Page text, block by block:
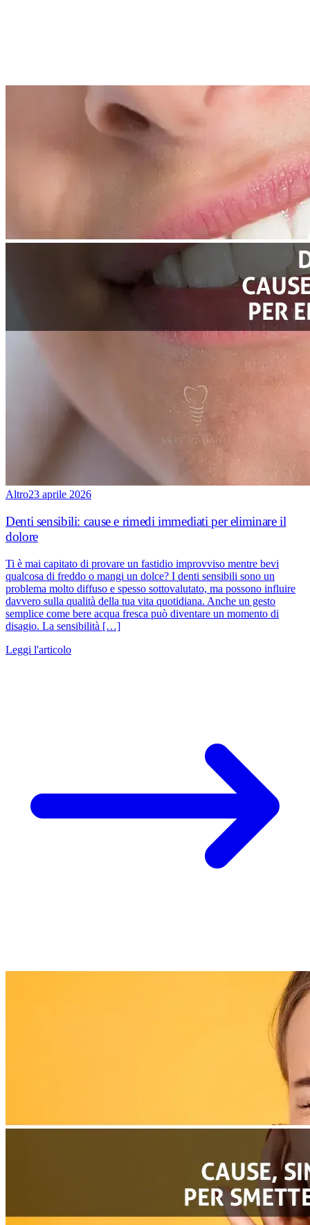
Altro23 aprile 2026
Denti sensibili: cause e rimedi immediati per eliminare il
dolore
Ti è mai capitato di provare un fastidio improvviso mentre bevi
qualcosa di freddo o mangi un dolce? I denti sensibili sono un
problema molto diffuso e spesso sottovalutato, ma possono influire
davvero sulla qualità della tua vita quotidiana. Anche un gesto
semplice come bere acqua fresca può diventare un momento di
disagio. La sensibilità […]
Leggi l'articolo